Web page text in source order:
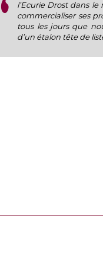
l’Ecurie Drost dans
commercialiser ses
tous les jours que
d’un étalon tête de